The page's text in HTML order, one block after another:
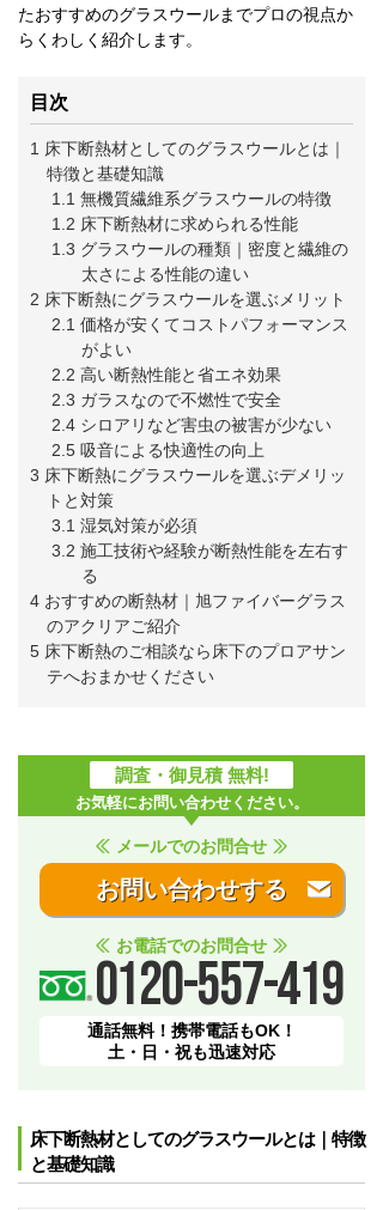
たおすすめのグラスウールまでプロの視点か
らくわしく紹介します。
目次
1 床下断熱材としてのグラスウールとは｜
特徴と基礎知識
1.1 無機質繊維系グラスウールの特徴
1.2 床下断熱材に求められる性能
1.3 グラスウールの種類｜密度と繊維の
太さによる性能の違い
2 床下断熱にグラスウールを選ぶメリット
2.1 価格が安くてコストパフォーマンス
がよい
2.2 高い断熱性能と省エネ効果
2.3 ガラスなので不燃性で安全
2.4 シロアリなど害虫の被害が少ない
2.5 吸音による快適性の向上
3 床下断熱にグラスウールを選ぶデメリッ
トと対策
3.1 湿気対策が必須
3.2 施工技術や経験が断熱性能を左右す
る
4 おすすめの断熱材｜旭ファイバーグラス
のアクリアご紹介
5 床下断熱のご相談なら床下のプロアサン
テへおまかせください
調査・御見積 無料!
お気軽にお問い合わせください。
メールでのお問合せ
お問い合わせする
お電話でのお問合せ
0120-557-419
通話無料！携帯電話もOK！
土・日・祝も迅速対応
床下断熱材としてのグラスウールとは｜特徴
と基礎知識